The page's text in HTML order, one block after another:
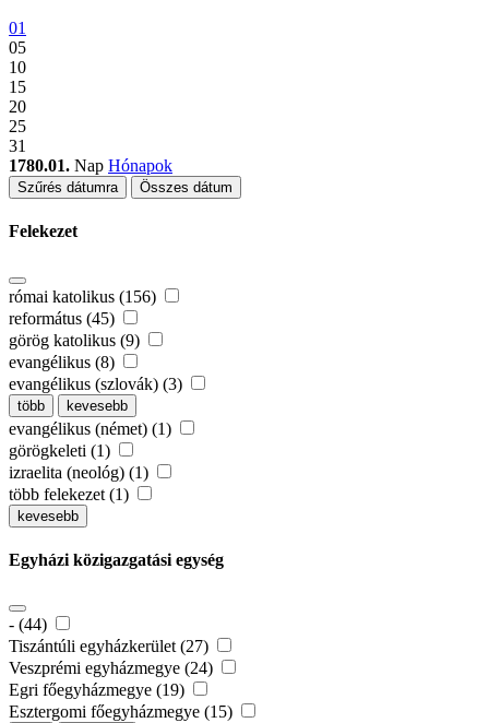
01
05
10
15
20
25
31
1780.01. Nap Hónapok
Szűrés dátumra Összes dátum
Felekezet
római katolikus (156)
református (45)
görög katolikus (9)
evangélikus (8)
evangélikus (szlovák) (3)
több kevesebb
evangélikus (német) (1)
görögkeleti (1)
izraelita (neológ) (1)
több felekezet (1)
kevesebb
Egyházi közigazgatási egység
- (44)
Tiszántúli egyházkerület (27)
Veszprémi egyházmegye (24)
Egri főegyházmegye (19)
Esztergomi főegyházmegye (15)